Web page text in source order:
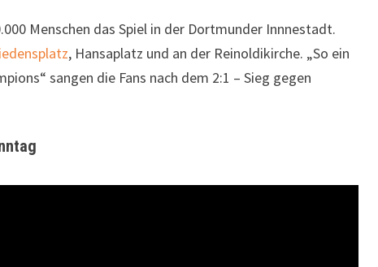
Menschen das Spiel in der Dortmunder Innnestadt.
, Hansaplatz und an der Reinoldikirche. „So ein
sangen die Fans nach dem 2:1 – Sieg gegen